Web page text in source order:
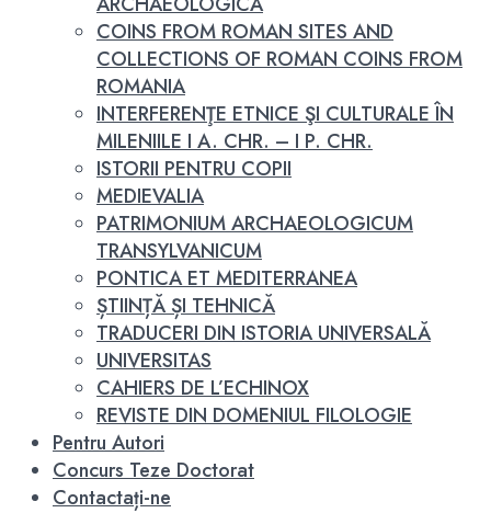
COINS FROM ROMAN SITES AND
COLLECTIONS OF ROMAN COINS FROM
ROMANIA
INTERFERENŢE ETNICE ŞI CULTURALE ÎN
MILENIILE I A. CHR. – I P. CHR.
ISTORII PENTRU COPII
MEDIEVALIA
PATRIMONIUM ARCHAEOLOGICUM
TRANSYLVANICUM
PONTICA ET MEDITERRANEA
ȘTIINȚĂ ȘI TEHNICĂ
TRADUCERI DIN ISTORIA UNIVERSALĂ
UNIVERSITAS
CAHIERS DE L’ECHINOX
REVISTE DIN DOMENIUL FILOLOGIE
Pentru Autori
Concurs Teze Doctorat
Contactați-ne